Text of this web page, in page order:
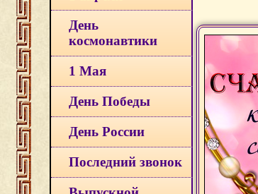
День
космонавтики
1 Мая
День Победы
День России
Последний звонок